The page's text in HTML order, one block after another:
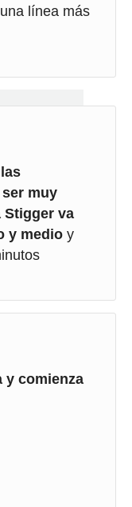
línea más
las
muy
Stigger va
y medioy
y comienza